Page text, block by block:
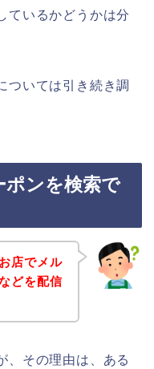
ているかどうかは分
ついては引き続き調
ポンを検索で
店でメル
どを配信
、その理由は、ある